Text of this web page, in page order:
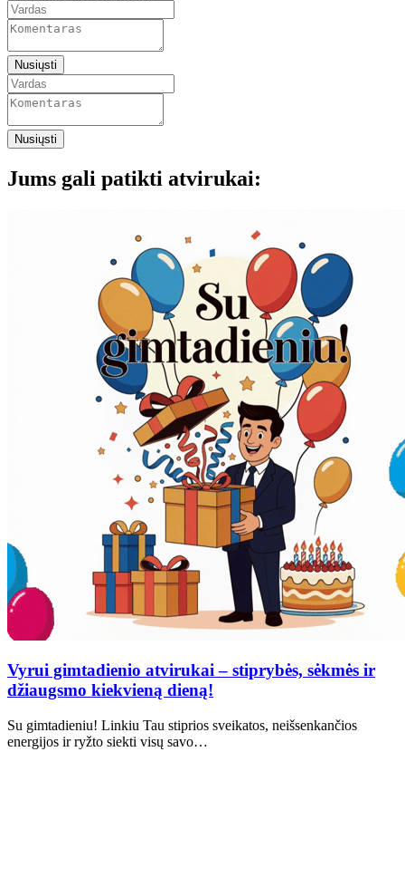
Nusiųsti
Nusiųsti
Jums gali patikti atvirukai:
Vyrui gimtadienio atvirukai – stiprybės, sėkmės ir
džiaugsmo kiekvieną dieną!
Su gimtadieniu! Linkiu Tau stiprios sveikatos, neišsenkančios
energijos ir ryžto siekti visų savo…